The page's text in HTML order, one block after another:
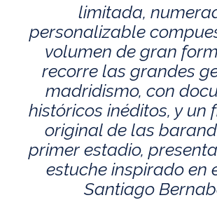
limitada,
personalizable
volumen de gran
recorre las grandes
madridismo, con
históricos inéditos, y un
original de las
primer estadio,
estuche inspirado en
Santiago